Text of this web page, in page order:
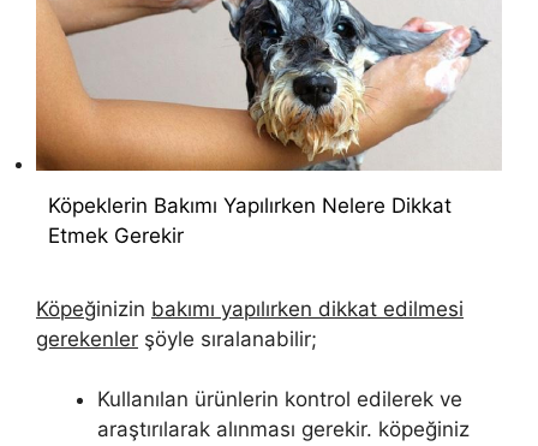
Köpeklerin Bakımı Yapılırken Nelere Dikkat
Etmek Gerekir
Köpeğinizin bakımı yapılırken dikkat edilmesi
gerekenler şöyle sıralanabilir;
Kullanılan ürünlerin kontrol edilerek ve
araştırılarak alınması gerekir. köpeğiniz